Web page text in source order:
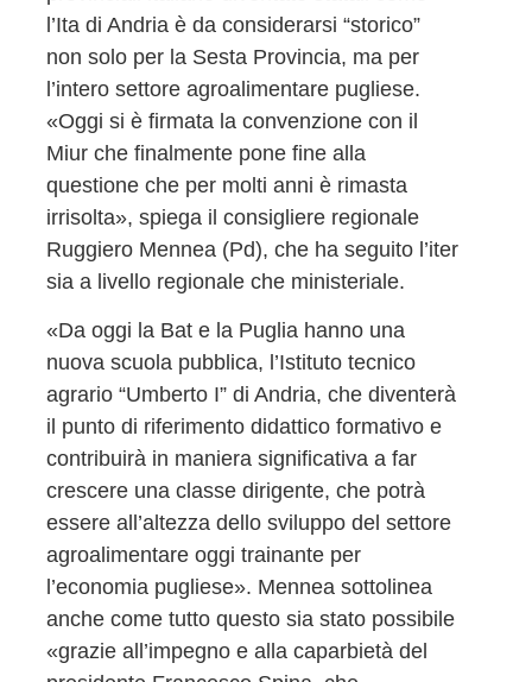
l’Ita di Andria è da considerarsi “storico”
non solo per la Sesta Provincia, ma per
l’intero settore agroalimentare pugliese.
«Oggi si è firmata la convenzione con il
Miur che finalmente pone fine alla
questione che per molti anni è rimasta
irrisolta», spiega il consigliere regionale
Ruggiero Mennea (Pd), che ha seguito l’iter
sia a livello regionale che ministeriale.
«Da oggi la Bat e la Puglia hanno una
nuova scuola pubblica, l’Istituto tecnico
agrario “Umberto I” di Andria, che diventerà
il punto di riferimento didattico formativo e
contribuirà in maniera significativa a far
crescere una classe dirigente, che potrà
essere all’altezza dello sviluppo del settore
agroalimentare oggi trainante per
l’economia pugliese». Mennea sottolinea
anche come tutto questo sia stato possibile
«grazie all’impegno e alla caparbietà del